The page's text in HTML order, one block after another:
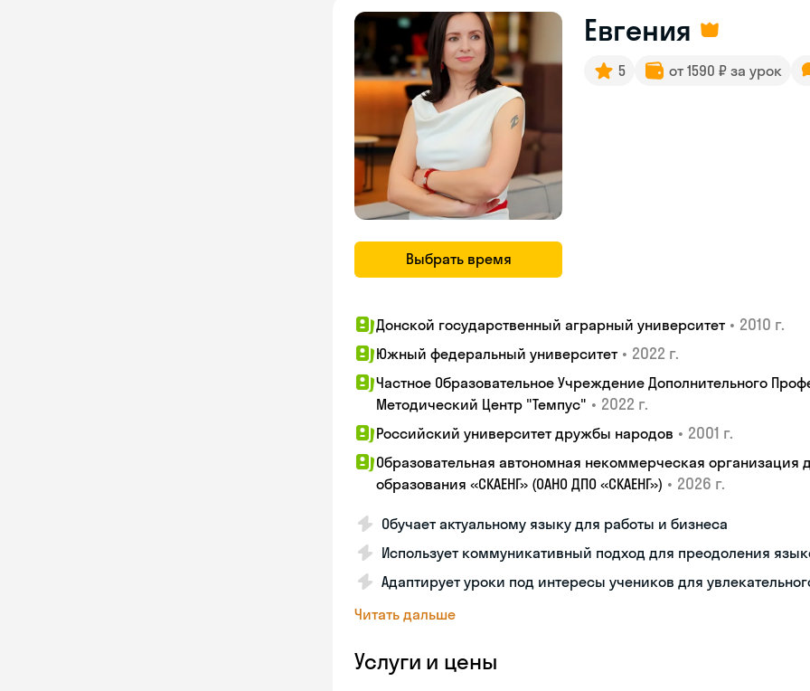
Выбрать время
Евгения
5 от 1590 ₽ за урок
Донской государственный аграрный университет • 2010 г.
Южный федеральный университет • 2022 г.
Частное Образовательное Учреждение Дополнительного
Методический Центр "Темпус" • 2022 г.
Российский университет дружбы народов • 2001 г.
Образовательная автономная некоммерческая организация
образования «СКАЕНГ» (ОАНО ДПО «СКАЕНГ») • 2026 г.
Обучает актуальному языку для работы и бизнеса
Использует коммуникативный подход для преодоления
Адаптирует уроки под интересы учеников для
Читать дальше
Услуги и цены